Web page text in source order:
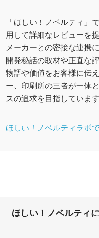
「ほしい！ノベルティ」
用して詳細なレビューを
メーカーとの密接な連携
開発秘話の取材や正直な
物語や価値をお客様に伝
ー、印刷所の三者が一体
スの追求を目指しています
ほしい！ノベルティラボ
ほしい！ノベルティ